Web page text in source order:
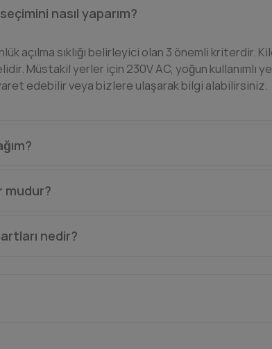
nasıl yaparım?
açılma sıklığı belirleyici olan 3 önemli
Müstakil yerler için 230V AC, yoğun
edebilir veya bizlere ulaşarak bilgi alabilirsiniz.
manuele alma mekanizması mevcuttur. Motor
mudur?
Hatalı montaj ürünü garanti dışı bırakabilir.
hizmeti satın alarak sadece
nedir?
ardından ise distribütöre sevk edilir. Üretim
gönderilir. Eğer garanti kapsamında olmayan bir